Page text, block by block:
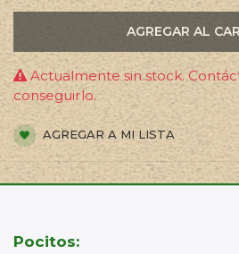
AGREGAR AL
Actualmente sin stock.
conseguirlo.
AGREGAR A MI LISTA
Pocitos: